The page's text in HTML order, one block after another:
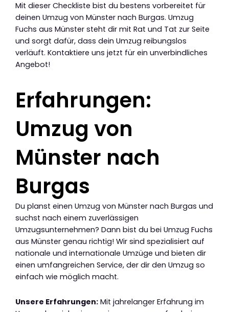
Mit dieser Checkliste bist du bestens vorbereitet für
deinen Umzug von Münster nach Burgas. Umzug
Fuchs aus Münster steht dir mit Rat und Tat zur Seite
und sorgt dafür, dass dein Umzug reibungslos
verläuft. Kontaktiere uns jetzt für ein unverbindliches
Angebot!
Erfahrungen:
Umzug von
Münster nach
Burgas
Du planst einen Umzug von Münster nach Burgas und
suchst nach einem zuverlässigen
Umzugsunternehmen? Dann bist du bei Umzug Fuchs
aus Münster genau richtig! Wir sind spezialisiert auf
nationale und internationale Umzüge und bieten dir
einen umfangreichen Service, der dir den Umzug so
einfach wie möglich macht.
Unsere Erfahrungen: Mit jahrelanger Erfahrung im